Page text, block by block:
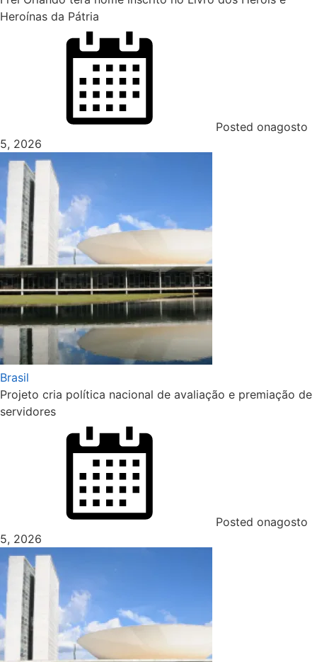
Heroínas da Pátria
Posted onagosto
5, 2026
Brasil
Projeto cria política nacional de avaliação e premiação de
servidores
Posted onagosto
5, 2026